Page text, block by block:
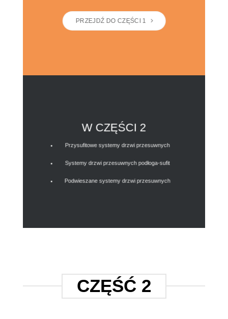
PRZEJDŹ DO CZĘŚCI 1
W CZĘŚCI 2
Przysufitowe systemy drzwi przesuwnych
Systemy drzwi przesuwnych podłoga-sufit
Podwieszane systemy drzwi przesuwnych
CZĘŚĆ 2